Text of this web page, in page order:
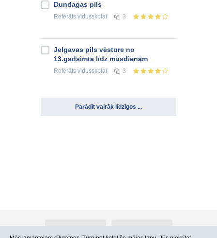
Dundagas pils
Referāts vidusskolai 3
Jelgavas pils vēsture no
13.gadsimta līdz mūsdienām
Referāts vidusskolai 3
Parādīt vairāk līdzīgos ...